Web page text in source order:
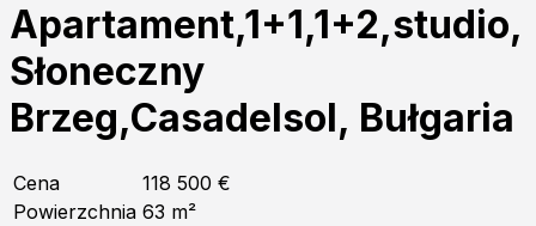
Apartament,1+1,1+2,studio,
Słoneczny
Brzeg,Casadelsol, Bułgaria
Cena
118 500 €
Powierzchnia 63 m²